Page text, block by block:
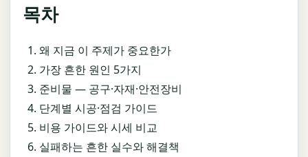
목차
왜 지금 이 주제가 중요한가
가장 흔한 원인 5가지
준비물 — 공구·자재·안전장비
단계별 시공·점검 가이드
비용 가이드와 시세 비교
실패하는 흔한 실수와 해결책